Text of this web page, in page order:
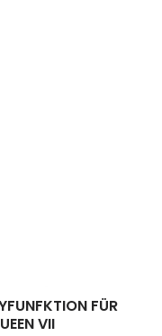
FÜR
VII